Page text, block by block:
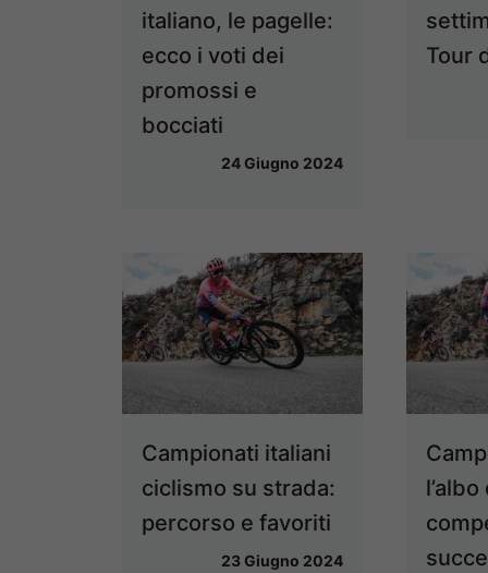
italiano, le pagelle:
ecco i voti dei
promossi e
bocciati
24 Giugno 2024
Tour
Campionati italiani
ciclismo su strada:
percorso e favoriti
23 Giugno 2024